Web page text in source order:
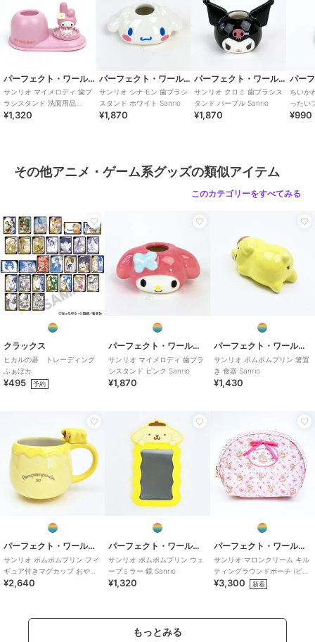
パーフェクト・ワールド・トーキョー
サンリオ マイメロディ 歯ブ
ラシスタンド 洗面用品
Sanrio
¥1,320
パーフェクト・ワールド・トーキョー
サンリオ シナモン 歯ブラシ
スタンド ホワイト Sanrio
¥1,870
パーフェクト・ワールド・トーキョー
サンリオ クロミ 歯ブラシス
タンド パープル Sanrio
¥1,870
ちいか
ったい
ホルダ
¥990
その他アニメ・ゲーム系グッズの類似アイテム
このカテゴリーをすべてみる
クラックス
ヒカルの碁 トレーディング
ふぁぼカ
¥495 予約
パーフェクト・ワールド・トーキョー
サンリオ マイメロディ 歯ブラ
シスタンド ピンク Sanrio
¥1,870
パーフェクト・ワールド・トーキョー
サンリオ ポムポムプリン 箸置
き 食器 Sanrio
¥1,430
パーフェクト・ワールド・トーキョー
サンリオ ポムポムプリン フィ
ギュア付きマグカップ おやす
み コップ Sanrio
¥2,640
パーフェクト・ワールド・トーキョー
サンリオ ポムポムプリン ウェ
ーブミラー 鏡 Sanrio
¥1,320
パーフェクト・ワールド・トーキョー
サンリオ マロンクリーム キル
ティングラウンドポーチ (ピン
ク) Sanrio
¥3,300 新着
もっとみる